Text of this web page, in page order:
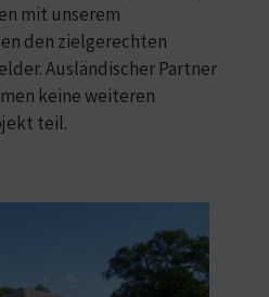
mit unserem
den zielgerechten
Ausländischer Partner
keine weiteren
teil.